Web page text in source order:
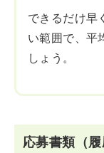
できるだけ早
い範囲で、平
しょう。
応募書類（